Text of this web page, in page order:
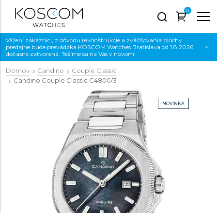
0
Vážení zákazníci, z dôvodu rekonštrukcie a zväčšovania plochy
predajne bude prevádzka KOSCOM Watches Bratislava od 1.8.2026
dočasne zatvorená. Tešíme sa na Vás v novom!
×
Domov Candino
Couple Classic
Candino Couple Classic C4800/3
NOVINKA